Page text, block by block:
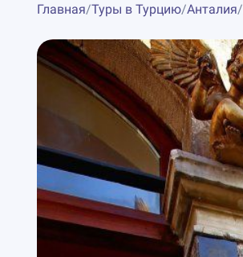
Главная/Туры в Турцию/Анталия/